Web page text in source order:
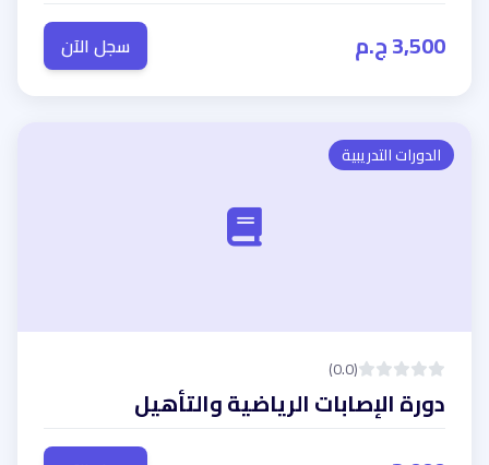
3,500 ج.م
سجل الآن
الدورات التدريبية
(0.0)
دورة الإصابات الرياضية والتأهيل